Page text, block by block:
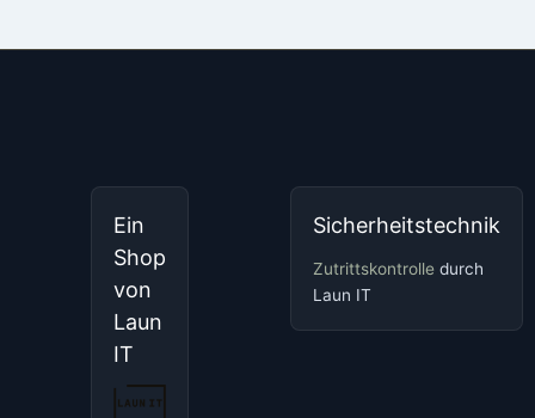
Ein
Shop
von
Laun
IT
Sicherheitstechnik
Zutrittskontrolle durch
Laun IT